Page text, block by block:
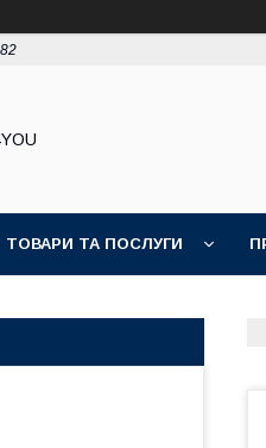
ТОВАРИ ТА ПОСЛУГИ